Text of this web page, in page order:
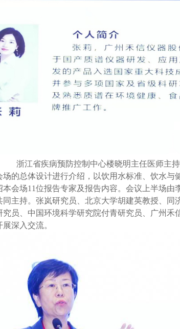
浙江省疾病预防控制中心楼晓明主任医师主
的总体设计进行介绍，以饮用水标准、饮水与
会场11位报告专家及报告内容。会议上半场由
主持。张岚研究员、北京大学胡建英教授、同
员、中国环境科学研究院付青研究员、广州禾
深入交流。